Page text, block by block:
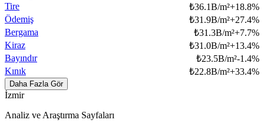
Tire
₺36.1B/m²+18.8%
Ödemiş
₺31.9B/m²+27.4%
Bergama
₺31.3B/m²+7.7%
Kiraz
₺31.0B/m²+13.4%
Bayındır
₺23.5B/m²-1.4%
Kınık
₺22.8B/m²+33.4%
Daha Fazla Gör
İzmir
Analiz ve Araştırma Sayfaları